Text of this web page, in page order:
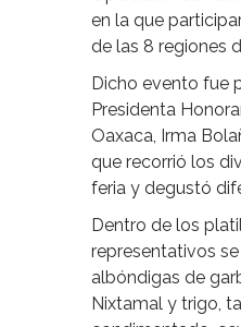
en la que
de las 8 regiones
Dicho evento fue
Presidenta
Oaxaca, Irma
que recorrió los
feria y degustó
Dentro de los
representativos
albóndigas de
Nixtamal y trigo,